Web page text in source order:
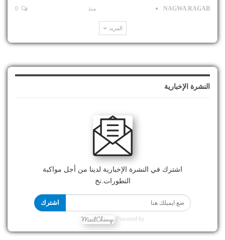
NAGWA RAGAB منذ
المزيد
النشرة الإخبارية
اشترك في النشرة الإخبارية لدينا من أجل مواكبة
التطورات.نخ
اشترك
Powered by